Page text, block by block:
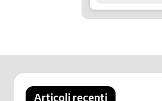
Articoli recenti